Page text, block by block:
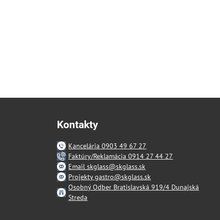
Kontakty
Kancelária 0903 49 67 27
Faktúry/Reklamácia 0914 27 44 27
Email skglass@skglass.sk
Projekty gastro@skglass.sk
Osobný Odber Bratislavská 919/4 Dunajská
Streda